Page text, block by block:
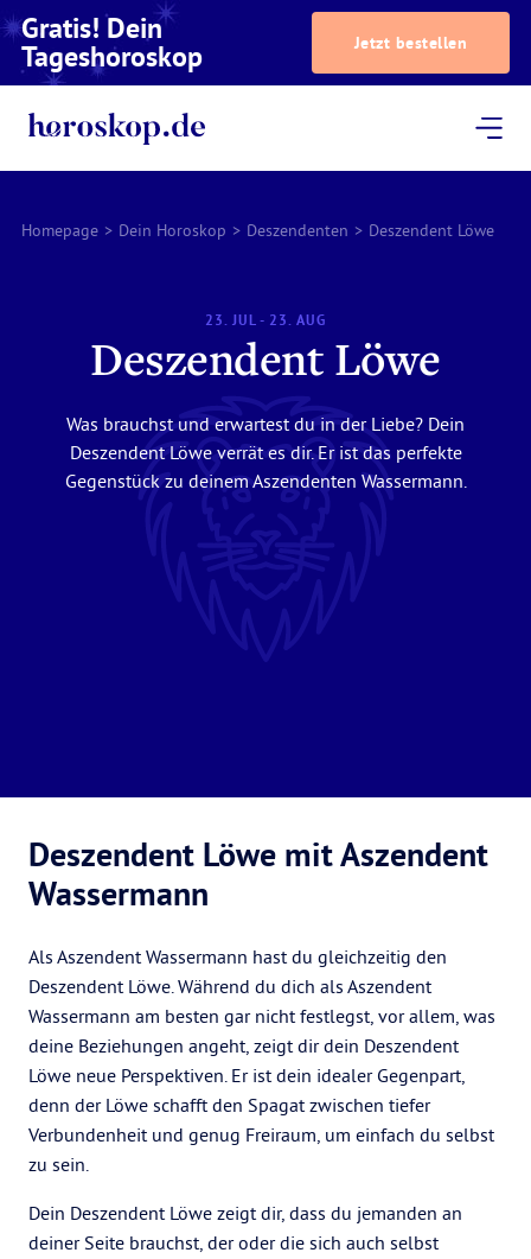
Gratis! Dein
Tageshoroskop Jetzt bestellen
Homepage > Dein Horoskop > Deszendenten > Deszendent Löwe
23. JUL - 23. AUG
Deszendent Löwe
Was brauchst und erwartest du in der Liebe? Dein
Deszendent Löwe verrät es dir. Er ist das perfekte
Gegenstück zu deinem Aszendenten Wassermann.
Deszendent Löwe mit Aszendent
Wassermann
Als Aszendent Wassermann hast du gleichzeitig den
Deszendent Löwe. Während du dich als Aszendent
Wassermann am besten gar nicht festlegst, vor allem, was
deine Beziehungen angeht, zeigt dir dein Deszendent
Löwe neue Perspektiven. Er ist dein idealer Gegenpart,
denn der Löwe schafft den Spagat zwischen tiefer
Verbundenheit und genug Freiraum, um einfach du selbst
zu sein.
Dein Deszendent Löwe zeigt dir, dass du jemanden an
deiner Seite brauchst, der oder die sich auch selbst